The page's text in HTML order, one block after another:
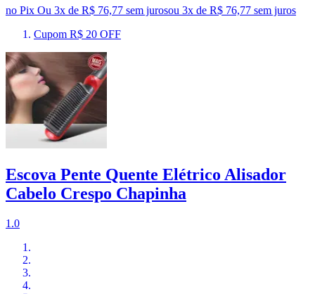
no Pix Ou 3x de R$ 76,77 sem jurosou 3x de R$ 76,77 sem juros
Cupom R$ 20 OFF
Escova Pente Quente Elétrico Alisador
Cabelo Crespo Chapinha
1.0